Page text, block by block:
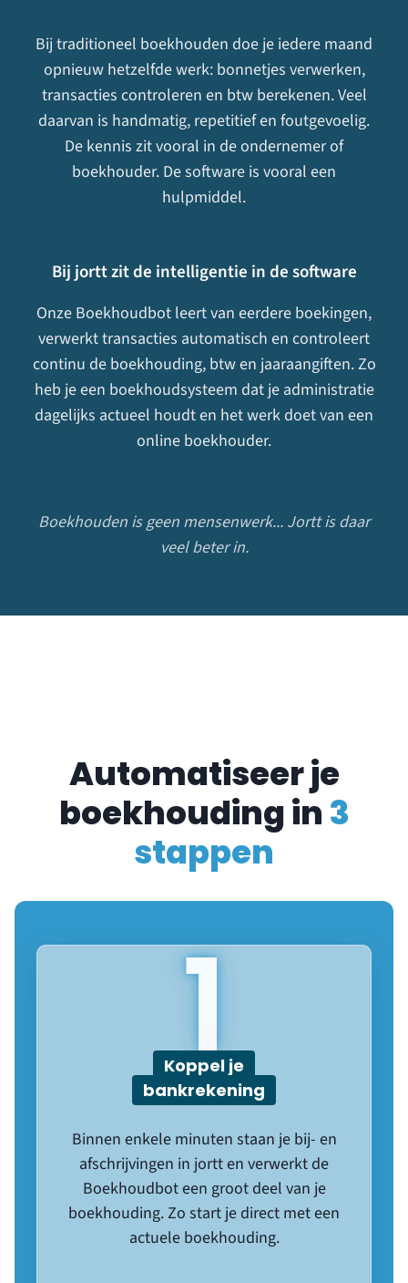
Bij traditioneel boekhouden doe je iedere maand
opnieuw hetzelfde werk: bonnetjes verwerken,
transacties controleren en btw berekenen. Veel
daarvan is handmatig, repetitief en foutgevoelig.
De kennis zit vooral in de ondernemer of
boekhouder. De software is vooral een
hulpmiddel.
Bij jortt zit de intelligentie in de software
Onze Boekhoudbot leert van eerdere boekingen,
verwerkt transacties automatisch en controleert
continu de boekhouding, btw en jaaraangiften. Zo
heb je een boekhoudsysteem dat je administratie
dagelijks actueel houdt en het werk doet van een
online boekhouder.
Boekhouden is geen mensenwerk... Jortt is daar
veel beter in.
Automatiseer je
boekhouding in3
stappen
1
Koppel je
bankrekening
Binnen enkele minuten staan je bij- en
afschrijvingen in jortt en verwerkt de
Boekhoudbot een groot deel van je
boekhouding. Zo start je direct met een
actuele boekhouding.